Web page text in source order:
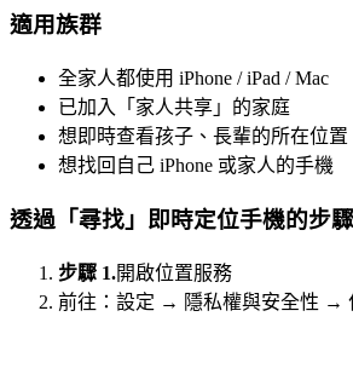
適用族群
全家人都使用 iPhone / iPad / Mac
已加入「家人共享」的家庭
想即時查看孩子、長輩的所在位置
想找回自己 iPhone 或家人的手機
透過「尋找」即時定位手機的步驟
步驟 1.開啟位置服務
前往：設定 → 隱私權與安全性 →